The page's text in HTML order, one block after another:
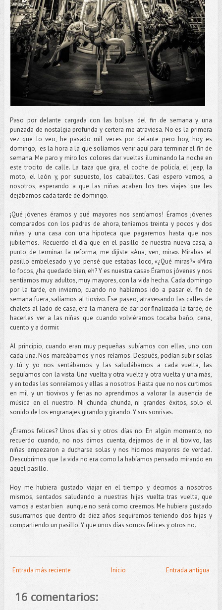
Paso por delante cargada con las bolsas del fin de semana y una
punzada de nostalgia profunda y certera me atraviesa. No es la primera
vez que lo veo, he pasado mil veces por delante pero hoy, hoy es
domingo, es la hora a la que solíamos venir aquí para terminar el fin de
semana. Me paro y miro los colores dar vueltas iluminando la noche en
este trocito de calle. La taza que gira, el coche de policía, el jeep, la
moto, el león y, por supuesto, los caballitos. Casi espero vernos, a
nosotros, esperando a que las niñas acaben los tres viajes que les
dejábamos cada tarde de domingo.
¡Qué jóvenes éramos y qué mayores nos sentíamos! Éramos jóvenes
comparados con los padres de ahora, teníamos treinta y pocos y dos
niñas y una casa con una hipoteca que pagaremos hasta que nos
jubilemos. Recuerdo el día que en el pasillo de nuestra nueva casa, a
punto de terminar la reforma, me dijiste «Ana, ven, mira». Mirabas el
pasillo embelesado y yo pensé que estabas loco, «¿Qué miras?» «Mira
lo focos, ¿ha quedado bien, eh? Y es nuestra casa» Éramos jóvenes y nos
sentíamos muy adultos, muy mayores, con la vida hecha. Cada domingo
por la tarde, en invierno, cuando no habíamos ido a pasar el fin de
semana fuera, salíamos al tiovivo. Ese paseo, atravesando las calles de
chalets al lado de casa, era la manera de dar por finalizada la tarde, de
hacerles ver a las niñas que cuando volviéramos tocaba baño, cena,
cuento y a dormir.
Al principio, cuando eran muy pequeñas subíamos con ellas, uno con
cada una. Nos mareábamos y nos reíamos. Después, podían subir solas
y tú y yo nos sentábamos y las saludábamos a cada vuelta, las
seguíamos con la vista. Una vuelta y otra vuelta y otra vuelta y una más,
y en todas les sonreíamos y ellas a nosotros. Hasta que no nos curtimos
en mil y un tiovivos y ferias no aprendimos a valorar la ausencia de
música en el nuestro. Ni chunda chunda, ni grandes éxitos, solo el
sonido de los engranajes girando y girando. Y sus sonrisas.
¿Éramos felices? Unos días sí y otros días no. En algún momento, no
recuerdo cuando, no nos dimos cuenta, dejamos de ir al tiovivo, las
niñas empezaron a ducharse solas y nos hicimos mayores de verdad.
Descubrimos que la vida no era como la habíamos pensado mirando en
aquel pasillo.
Hoy me hubiera gustado viajar en el tiempo y decirnos a nosotros
mismos, sentados saludando a nuestras hijas vuelta tras vuelta, que
vamos a estar bien aunque no será como creemos. Me hubiera gustado
susurrarnos que dentro de diez años seguiremos teniendo dos hijas y
compartiendo un pasillo. Y que unos días somos felices y otros no.
Entrada más reciente Entrada antigua
Inicio
16 comentarios: